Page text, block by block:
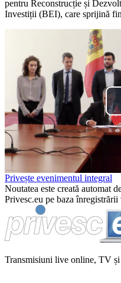
pentru Reconstrucție și
Investiții (BEI), care sprijină
Privește evenimentul integral
Noutatea este creată automat
Privesc.eu pe baza înregistrării
Transmisiuni live online, TV și